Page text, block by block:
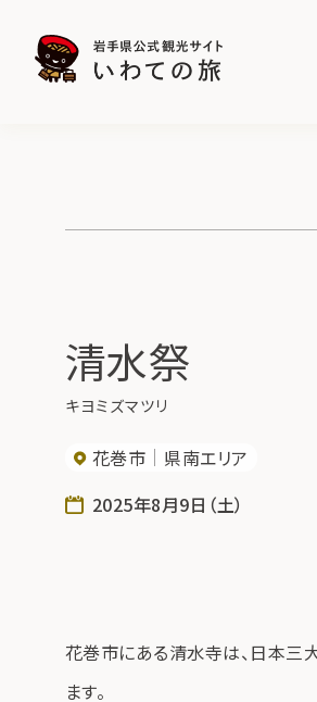
清水祭
キヨミズマツリ
花巻市
県南エリア
2025年8月9日（土）
花巻市にある清水寺は、日本三
ます。